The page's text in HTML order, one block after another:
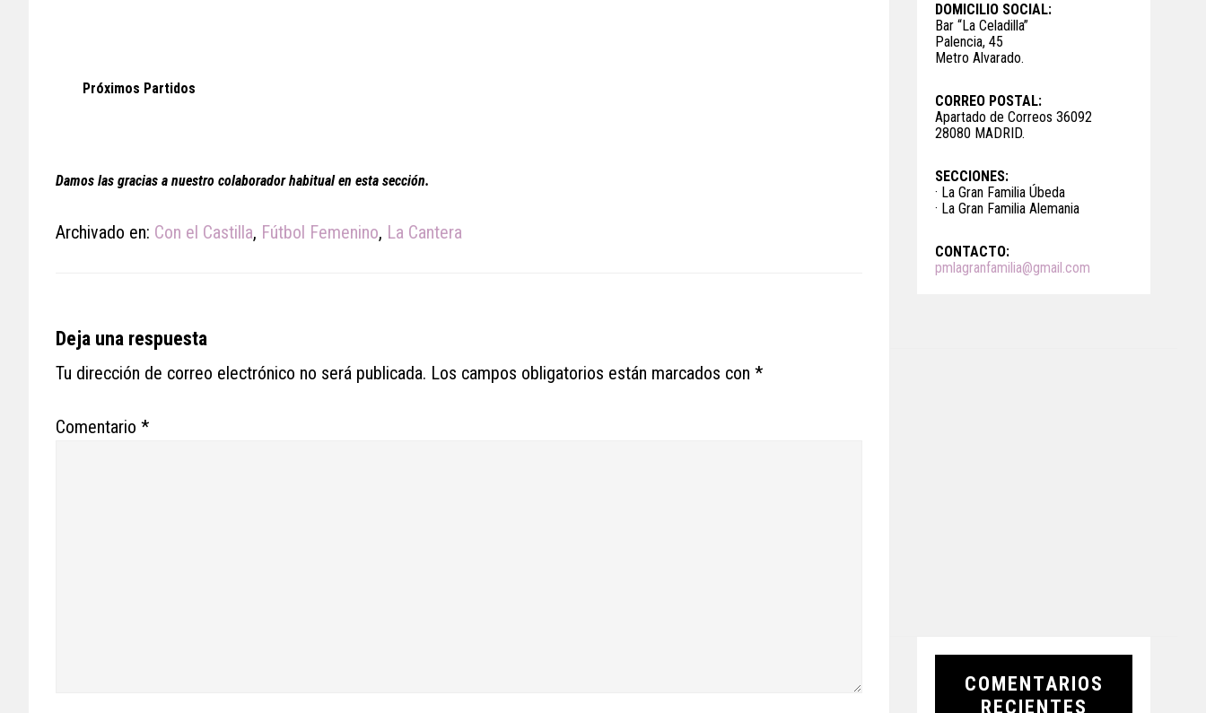
Próximos Partidos
Damos las gracias a nuestro colaborador habitual en esta sección.
Archivado en: Con el Castilla, Fútbol Femenino, La Cantera
Reader
Interactions
Deja una respuesta
Tu dirección de correo electrónico no será publicada. Los campos obligatorios están marcados con *
Comentario *
DOMICILIO SOCIAL:
Bar “La Celadilla”
Palencia, 45
Metro Alvarado.
CORREO POSTAL:
Apartado de Correos 36092
28080 MADRID.
SECCIONES:
· La Gran Familia Úbeda
· La Gran Familia Alemania
CONTACTO:
pmlagranfamilia@gmail.com
COMENTARIOS
RECIENTES